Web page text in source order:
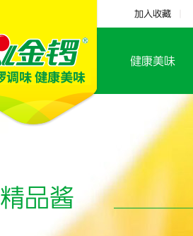
加入收藏
健康美味
精品酱